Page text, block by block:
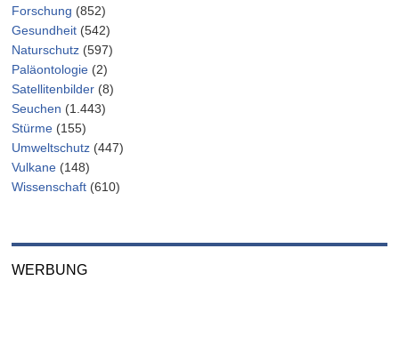
Forschung (852)
Gesundheit (542)
Naturschutz (597)
Paläontologie (2)
Satellitenbilder (8)
Seuchen (1.443)
Stürme (155)
Umweltschutz (447)
Vulkane (148)
Wissenschaft (610)
WERBUNG